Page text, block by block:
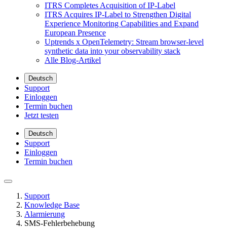
ITRS Completes Acquisition of IP-Label
ITRS Acquires IP-Label to Strengthen Digital
Experience Monitoring Capabilities and Expand
European Presence
Uptrends x OpenTelemetry: Stream browser-level
synthetic data into your observability stack
Alle Blog-Artikel
Deutsch
Support
Einloggen
Termin buchen
Jetzt testen
Deutsch
Support
Einloggen
Termin buchen
Support
Knowledge Base
Alarmierung
SMS-Fehlerbehebung